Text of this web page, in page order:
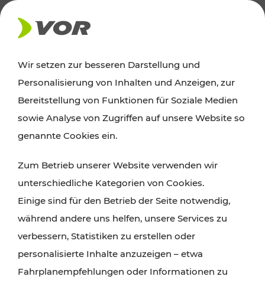
AKTUELLES
Ausflugstipps
Wien, Niederösterreich und das Burgenland
Wanderungen, Kultur und Gastronomie,
Radtouren oder purer Naturgenuss – viele
Attraktionen sind mit den Ticket- und Fahrplan-
Angeboten des VOR gut und schnell erreichbar.
Wir setzen zur besseren Darstellung und
Personalisierung von Inhalten und Anzeigen, zur
Bereitstellung von Funktionen für Soziale Medien
sowie Analyse von Zugriffen auf unsere Website so
genannte Cookies ein.
Zum Betrieb unserer Website verwenden wir
unterschiedliche Kategorien von Cookies.
Einige sind für den Betrieb der Seite notwendig,
während andere uns helfen, unsere Services zu
verbessern, Statistiken zu erstellen oder
personalisierte Inhalte anzuzeigen – etwa
Fahrplanempfehlungen oder Informationen zu